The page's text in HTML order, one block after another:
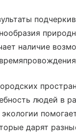
наличие
людей в
дарят